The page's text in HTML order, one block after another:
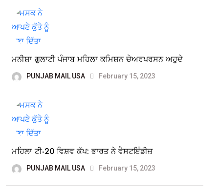
ਮਨੀਸ਼ਾ ਗੁਲਾਟੀ ਪੰਜਾਬ ਮਹਿਲਾ ਕਮਿਸ਼ਨ ਚੇਅਰਪਰਸਨ ਅਹੁਦੇ
PUNJAB MAIL USA February 15, 2023
ਮਹਿਲਾ ਟੀ-20 ਵਿਸ਼ਵ ਕੱਪ: ਭਾਰਤ ਨੇ ਵੈਸਟਇੰਡੀਜ਼
PUNJAB MAIL USA February 15, 2023